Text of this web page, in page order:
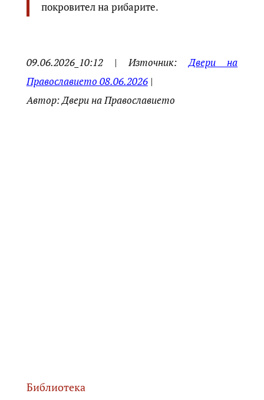
покровител на рибарите.
09.06.2026_10:12 | Източник:Двери на
Православието 08.06.2026|
Автор: Двери на Православието
Библиотека